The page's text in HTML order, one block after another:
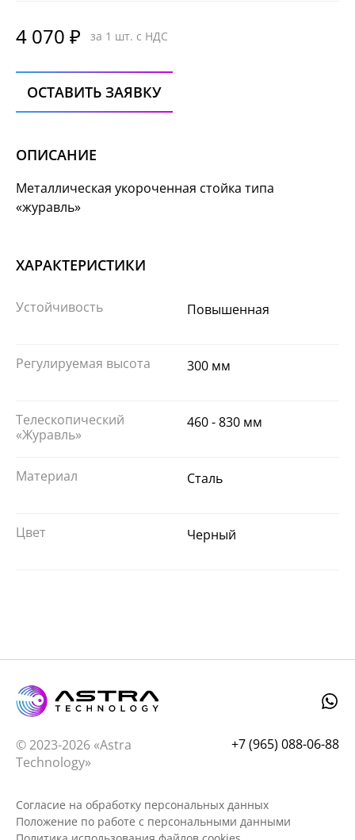
4 070 ₽ за 1 шт. с НДС
ОСТАВИТЬ ЗАЯВКУ
ОПИСАНИЕ
Металлическая укороченная стойка типа
«журавль»
ХАРАКТЕРИСТИКИ
Устойчивость Повышенная
Регулируемая высота 300 мм
Телескопический
«Журавль»
460 - 830 мм
Материал Сталь
Цвет Черный
© 2023-2026 «Astra
Technology»
+7 (965) 088-06-88
Согласие на обработку персональных данных
Положение по работе с персональными данными